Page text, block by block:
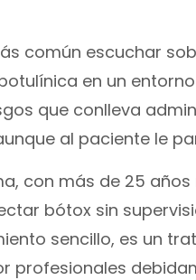
común escuchar
en un
que conlleva
al paciente le
con más de 25
bótox sin
sencillo, es un
profesionales